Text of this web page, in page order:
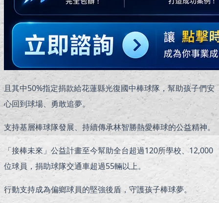
且其中50%指定捐款給花蓮縣光復國中棒球隊，幫助孩子們安
心回到球場、勇敢追夢。
支持基層棒球隊發展、持續傳承林智勝熱愛棒球的公益精神。
「接棒未來」公益計畫至今幫助全台超過120所學校、12,000
位球員，捐助球隊交通車超過55輛以上。
行動支持成為偏鄉球員的堅強後盾，守護孩子棒球夢。